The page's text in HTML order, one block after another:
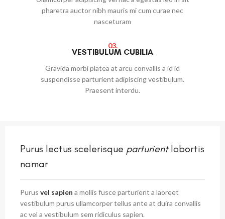
pharetra auctor nibh mauris mi cum curae nec
nasceturam
03.
VESTIBULUM CUBILIA
Gravida morbi platea at arcu convallis a id id
suspendisse parturient adipiscing vestibulum.
Praesent interdu.
Purus lectus scelerisque parturientlobortis
namar
Purus vel sapien a mollis fusce parturient a laoreet
vestibulum purus ullamcorper tellus ante at duira convallis
ac vel a vestibulum sem ridiculus sapien.